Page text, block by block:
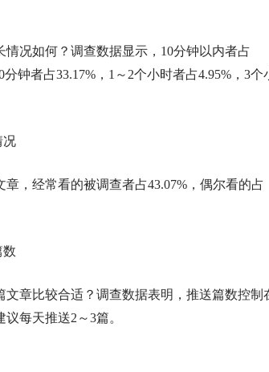
况如何？调查数据显示，10分钟以内者占
分钟者占33.17%，1～2个小时者占4.95%，3个
况
经常看的被调查者占43.07%，偶尔看的占
数
章比较合适？调查数据表明，推送篇数控制
每天推送2～3篇。